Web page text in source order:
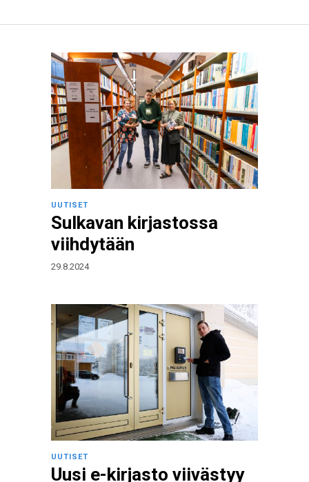
UUTISET
Sulkavan kirjastossa
viihdytään
29.8.2024
UUTISET
Uusi e-kirjasto viivästyy